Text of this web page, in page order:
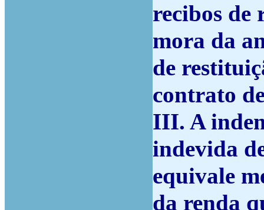
recibos de
mora da
de
contrato
III. A
indevida
equivale
da renda